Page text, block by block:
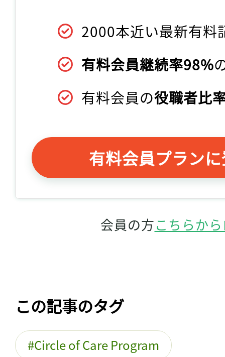
2000本近い最新有料
有料会員継続率98%
有料会員の役職者比
有料会員プラン
会員の方こちらか
この記事のタグ
Circle of Care Program